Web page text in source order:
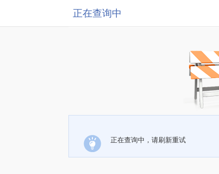
正在查询中
正在查询中，请刷新重试